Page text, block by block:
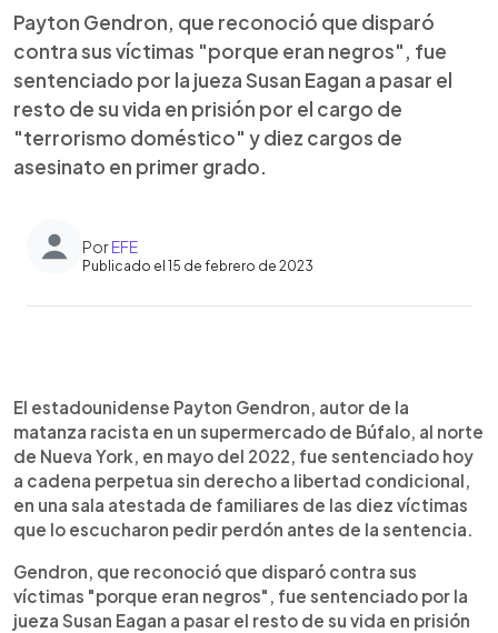
Payton Gendron, que reconoció que disparó
contra sus víctimas "porque eran negros", fue
sentenciado por la jueza Susan Eagan a pasar el
resto de su vida en prisión por el cargo de
"terrorismo doméstico" y diez cargos de
asesinato en primer grado.
PorEFE
Publicado el 15 de febrero de 2023
► Escuchar artículo
El estadounidense Payton Gendron, autor de la
matanza racista en un supermercado de Búfalo, al norte
de Nueva York, en mayo del 2022, fue sentenciado hoy
a cadena perpetua sin derecho a libertad condicional,
en una sala atestada de familiares de las diez víctimas
que lo escucharon pedir perdón antes de la sentencia.
Gendron, que reconoció que disparó contra sus
víctimas "porque eran negros", fue sentenciado por la
jueza Susan Eagan a pasar el resto de su vida en prisión